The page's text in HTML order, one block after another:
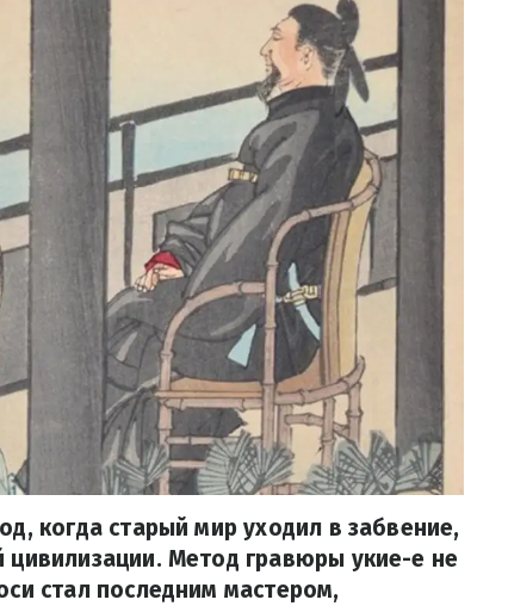
когда старый мир уходил в забвение,
цивилизации. Метод гравюры укие-е не
стал последним мастером,